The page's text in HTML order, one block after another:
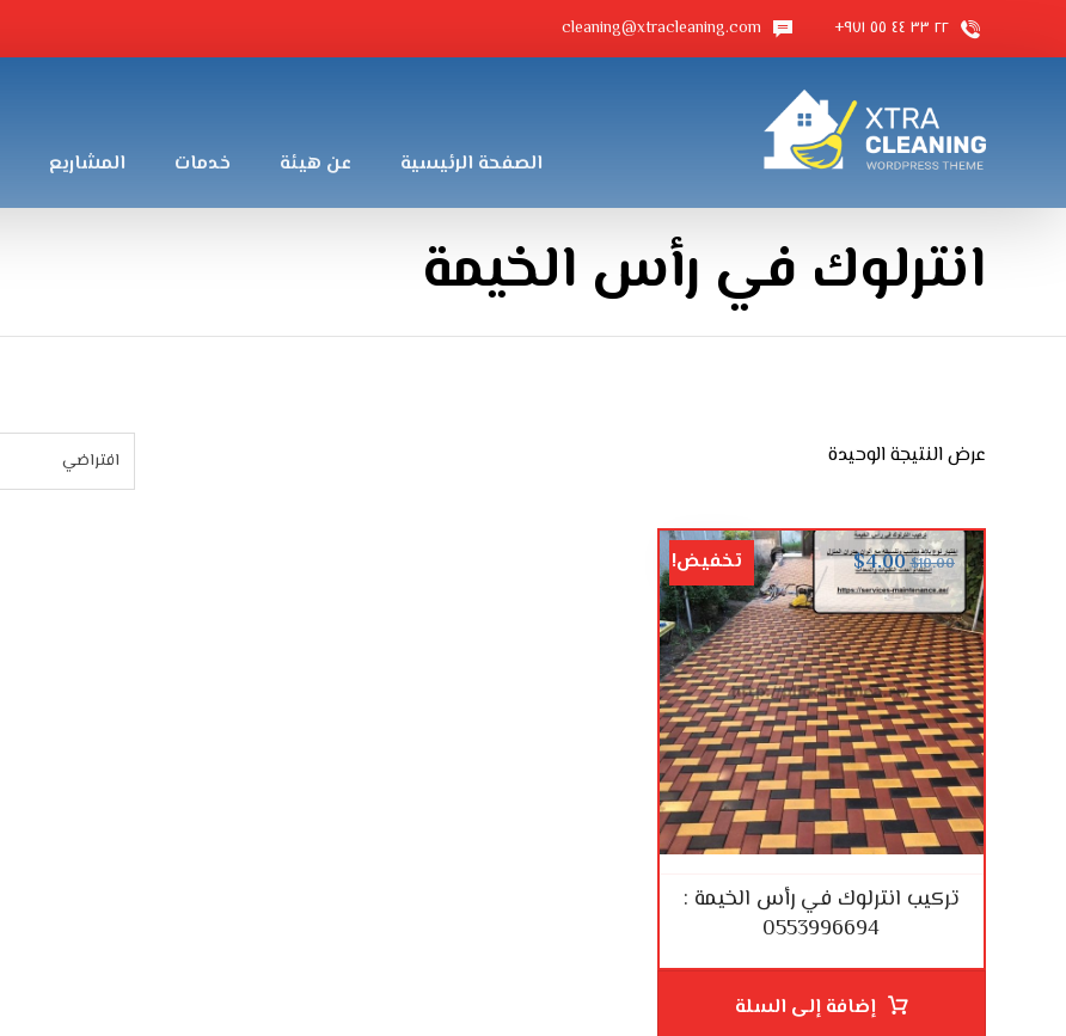
٢٢ ٣٣ ٤٤ ٥٥ ٩٧١+ cleaning@xtracleaning.com
الصفحة الرئيسية عن هيئة خدمات المشاريع
انترلوك في رأس الخيمة
عرض النتيجة الوحيدة
تركيب انترلوك في رأس الخيمة :
0553996694
$10.00
$4.00 تخفيض!
إضافة إلى السلة